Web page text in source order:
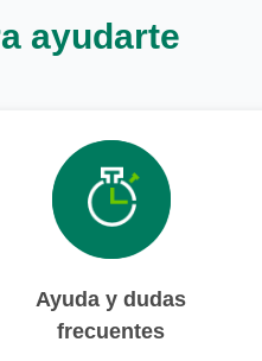
ayudarte
Ayuda y dudas
frecuentes